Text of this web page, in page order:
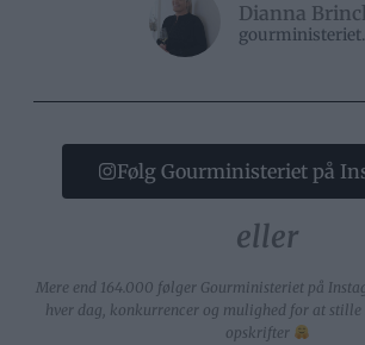
Dianna
Følg Gourministeriet på
eller
Mere end 164.000 følger Gourministeriet på
hver dag, konkurrencer og mulighed for at
opskrifter